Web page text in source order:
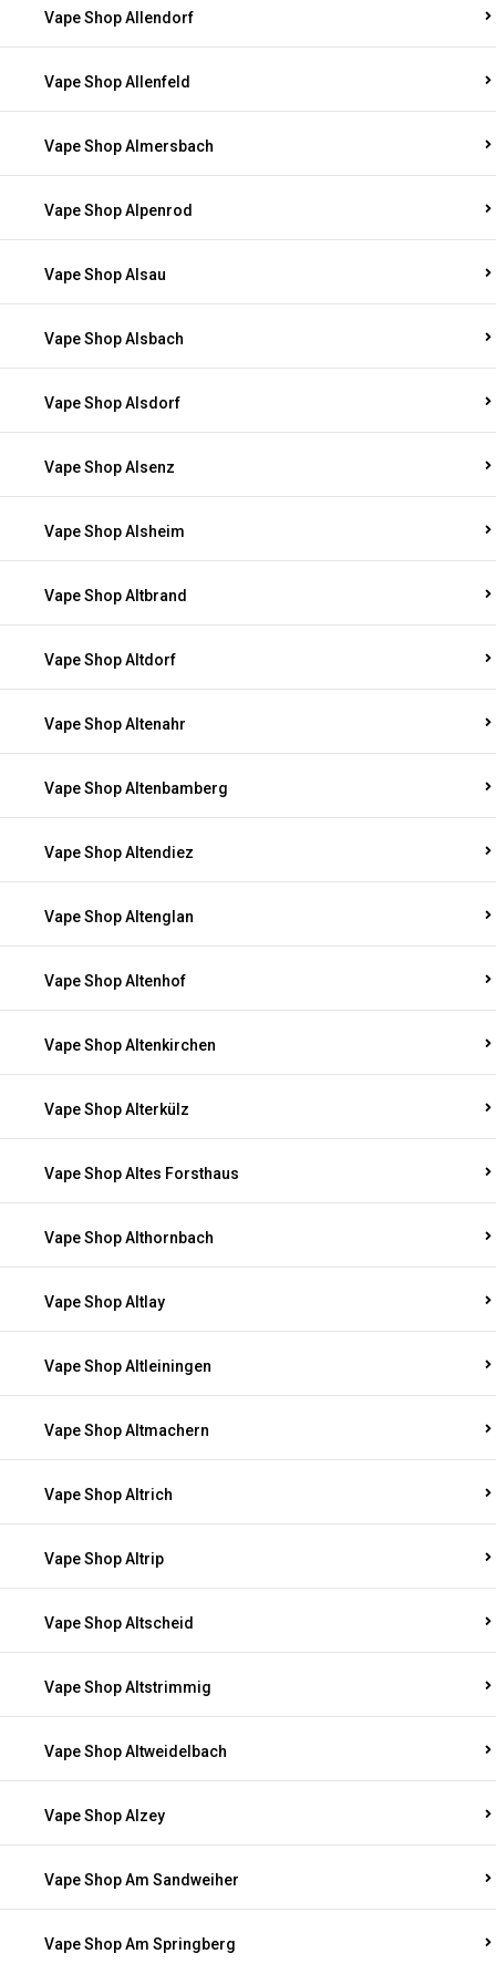
Vape Shop Allendorf
Vape Shop Allenfeld
Vape Shop Almersbach
Vape Shop Alpenrod
Vape Shop Alsau
Vape Shop Alsbach
Vape Shop Alsdorf
Vape Shop Alsenz
Vape Shop Alsheim
Vape Shop Altbrand
Vape Shop Altdorf
Vape Shop Altenahr
Vape Shop Altenbamberg
Vape Shop Altendiez
Vape Shop Altenglan
Vape Shop Altenhof
Vape Shop Altenkirchen
Vape Shop Alterkülz
Vape Shop Altes Forsthaus
Vape Shop Althornbach
Vape Shop Altlay
Vape Shop Altleiningen
Vape Shop Altmachern
Vape Shop Altrich
Vape Shop Altrip
Vape Shop Altscheid
Vape Shop Altstrimmig
Vape Shop Altweidelbach
Vape Shop Alzey
Vape Shop Am Sandweiher
Vape Shop Am Springberg